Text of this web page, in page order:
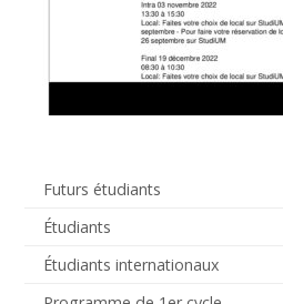
Futurs étudiants
Étudiants
Étudiants internationaux